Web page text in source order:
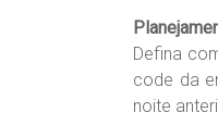
Defina
code da
noite